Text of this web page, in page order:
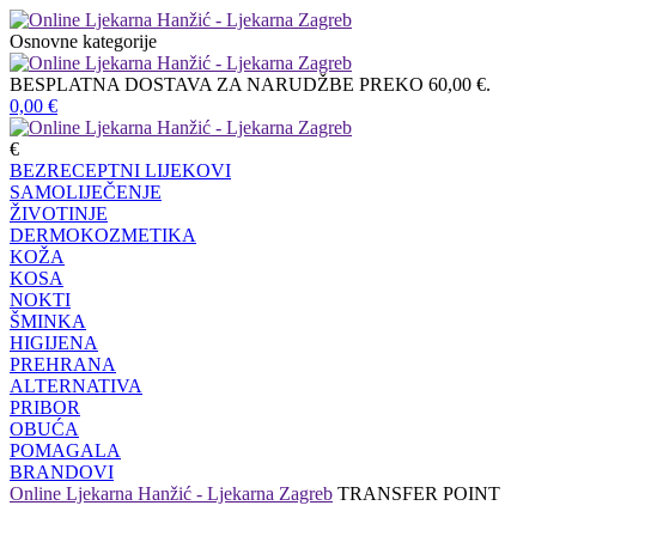
Osnovne kategorije
BESPLATNA DOSTAVA ZA NARUDŽBE PREKO 60,00 €.
0,00 €
€
BEZRECEPTNI LIJEKOVI
SAMOLIJEČENJE
ŽIVOTINJE
DERMOKOZMETIKA
KOŽA
KOSA
NOKTI
ŠMINKA
HIGIJENA
PREHRANA
ALTERNATIVA
PRIBOR
OBUĆA
POMAGALA
BRANDOVI
Online Ljekarna Hanžić - Ljekarna Zagreb TRANSFER POINT